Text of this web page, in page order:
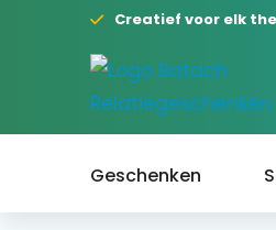
Creatief voor elk
Geschenken